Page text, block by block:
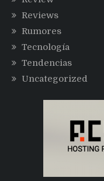
Reviews
Rumores
Tecnología
Tendencias
Uncategorized